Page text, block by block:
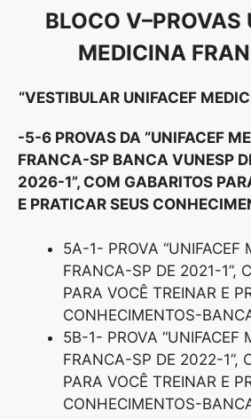
BLOCO V–PROVAS
MEDICINA
“VESTIBULAR UNIFACEF
-5-6 PROVAS DA “UNIFACEF
FRANCA-SP BANCA VUNESP
2026-1”, COM GABARITOS
E PRATICAR SEUS
5A-1- PROVA “UNIFACEF
FRANCA-SP DE 2021-1”,
PARA VOCÊ TREINAR E
CONHECIMENTOS-
5B-1- PROVA “UNIFACEF
FRANCA-SP DE 2022-1”,
PARA VOCÊ TREINAR E
CONHECIMENTOS-